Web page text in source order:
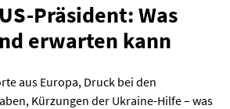
Präsident: Was
erwarten kann
aus Europa, Druck bei den
Kürzungen der Ukraine-Hilfe – was